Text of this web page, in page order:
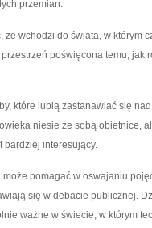
przemian.
wchodzi do świata, w którym
poświęcona temu, jak
które lubią zastanawiać się
niesie ze sobą obietnice,
bardziej interesujący.
pomagać w oswajaniu
się w debacie publicznej.
ważne w świecie, w którym